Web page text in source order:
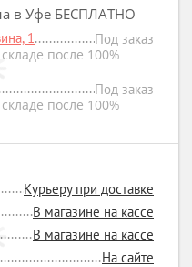
в Уфе БЕСПЛАТНО
1
Под заказ
после 100%
Под заказ
после 100%
Курьеру при доставке
В магазине на кассе
В магазине на кассе
На сайте